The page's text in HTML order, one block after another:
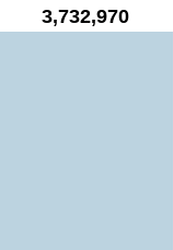
3,732,970